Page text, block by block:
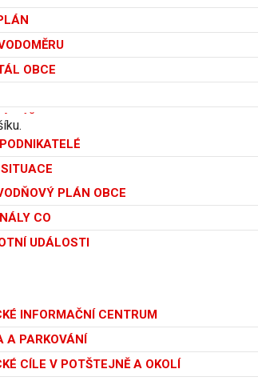
OBCE
PÉČE
PLÁN OBCE
CO
UDÁLOSTI
INFORMAČNÍ CENTRUM
A PARKOVÁNÍ
CÍLE V POTŠTEJNĚ A OKOLÍ